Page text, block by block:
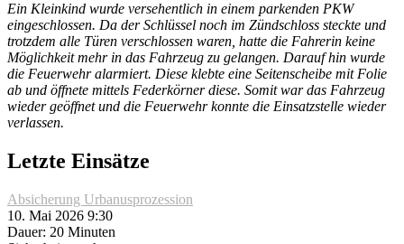
Ein Kleinkind wurde versehentlich in einem parkenden PKW
eingeschlossen. Da der Schlüssel noch im Zündschloss steckte und
trotzdem alle Türen verschlossen waren, hatte die Fahrerin keine
Möglichkeit mehr in das Fahrzeug zu gelangen. Darauf hin wurde
die Feuerwehr alarmiert. Diese klebte eine Seitenscheibe mit Folie
ab und öffnete mittels Federkörner diese. Somit war das Fahrzeug
wieder geöffnet und die Feuerwehr konnte die Einsatzstelle wieder
verlassen.
Letzte Einsätze
Absicherung Urbanusprozession
10. Mai 2026 9:30
Dauer: 20 Minuten